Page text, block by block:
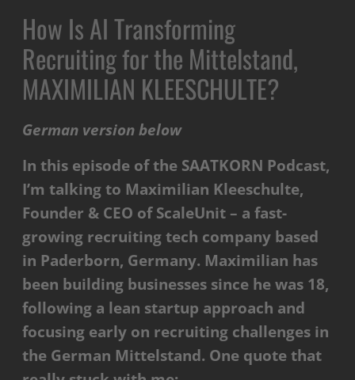
How Is AI Transforming
Recruiting for the Mittelstand,
MAXIMILIAN KLEESCHULTE?
German version below
In this episode of the SAATKORN Podcast,
I’m talking to Maximilian Kleeschulte,
Founder & CEO of ScaleUnit – a fast-
growing recruiting tech company based
in Paderborn, Germany. Maximilian has
been building businesses since he was 18,
following a lean startup approach and
focusing early on recruiting challenges in
the German Mittelstand. One quote that